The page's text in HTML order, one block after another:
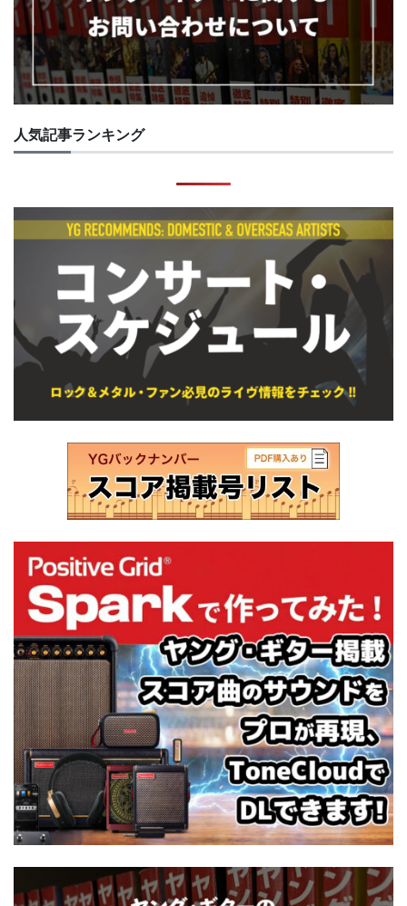
人気記事ランキング